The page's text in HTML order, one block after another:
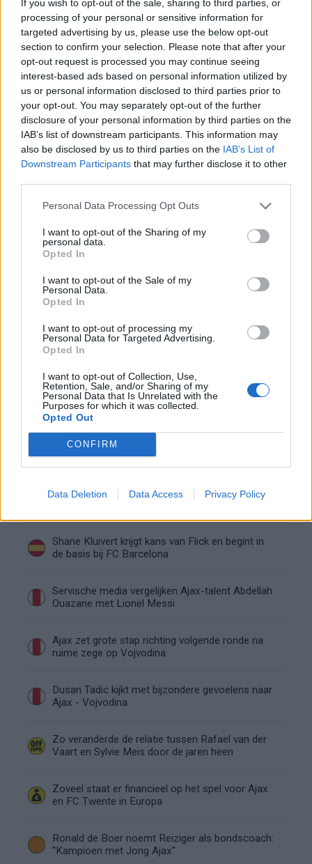
If you wish to opt-out of the sale, sharing to third parties, or
processing of your personal or sensitive information for
targeted advertising by us, please use the below opt-out
section to confirm your selection. Please note that after your
opt-out request is processed you may continue seeing
interest-based ads based on personal information utilized by
us or personal information disclosed to third parties prior to
your opt-out. You may separately opt-out of the further
disclosure of your personal information by third parties on the
IAB’s list of downstream participants. This information may
also be disclosed by us to third parties on the IAB’s List of
Downstream Participants that may further disclose it to other
Personal Data Processing Opt Outs
I want to opt-out of the Sharing of my
personal data.
Opted In
I want to opt-out of the Sale of my
Personal Data.
Opted In
I want to opt-out of processing my
Personal Data for Targeted Advertising.
Opted In
I want to opt-out of Collection, Use,
Retention, Sale, and/or Sharing of my
Personal Data that Is Unrelated with the
Purposes for which it was collected.
Opted Out
CONFIRM
Data Deletion Data Access Privacy Policy
Ajax Feyenoord PSV
Ajax ziet kans schoon: strijd om Van Rooij barst
los
Hart gaf de doorslag': Ouazane verkiest Marokko
boven Oranje
Dit verdient Dusan Tadic bij NEC: salaris en
contractdetails
koopoptie van 22 miljoen
Ajax helpt Burnley uit de brand met afgeknipte
sokken na blunder met tenues
Hakim Ziyech verhuurt opnieuw luxe
appartement op Amsterdamse Zuidas
Marcos Leonardo laat eerste indruk achter bij
Ajax: 'Hier gaan fans van genieten'
Resterend oefenprogramma Ajax: waar zijn de
duels te zien
Ajax groeit onder Míchel, maar transfermarkt
blijft cruciaal
Ajax-talent Mohamed Abdalla schrijft Europese
Shane Kluivert krijgt kans van Flick en begint in
de basis bij FC Barcelona
Servische media vergelijken Ajax-talent Abdellah
Ouazane met Lionel Messi
Ajax zet grote stap richting volgende ronde na
ruime zege op Vojvodina
Dusan Tadic kijkt met bijzondere gevoelens naar
Ajax - Vojvodina
Zo veranderde de relatie tussen Rafael van der
Vaart en Sylvie Meis door de jaren heen
Zoveel staat er financieel op het spel voor Ajax
en FC Twente in Europa
Ronald de Boer noemt Reiziger als bondscoach:
"Kampioen met Jong Ajax"